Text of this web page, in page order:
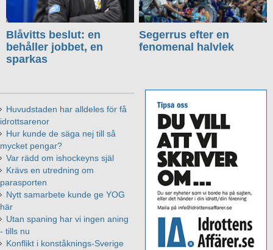
Blåvitts beslut: en
behåller jobbet, en
sparkas
Segerrus efter en
fenomenal halvlek
Huvudstaden har alldeles för få
idrottsarenor
Hur kunde de säga nej till så
mycket pengar?
Var rädd om ishockeyns själ
Krävs en utredning om
parasporten
Nytt samarbete kunde ge YOG
här
Utan spaning har vi ingen aning
- tills nu
Konflikt i konståknings-Sverige